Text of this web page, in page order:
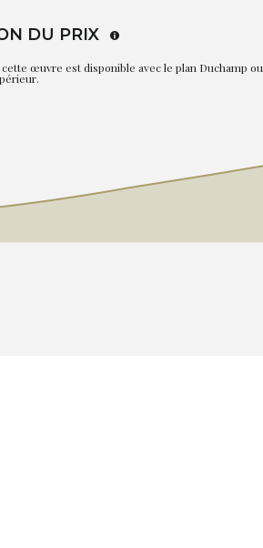
DU PRIX
œuvre est disponible avec le plan Duchamp ou